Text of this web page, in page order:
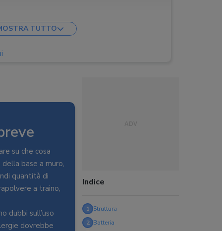
l
TUTTO
Indice
1 Struttura
2 Batteria
su che cosa
base a muro,
quantità di
a traino,
dubbi sull’uso
dovrebbe